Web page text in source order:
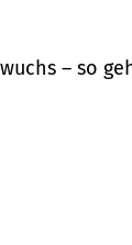
– so